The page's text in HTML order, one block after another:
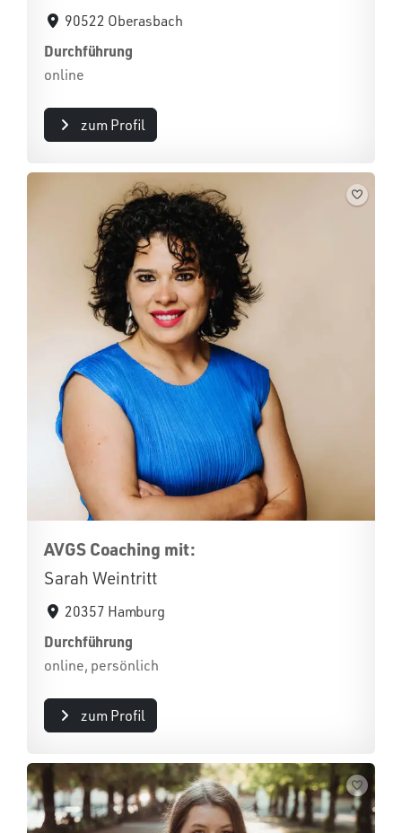
90522 Oberasbach
Durchführung
online
zum Profil
AVGS Coaching mit:
Sarah Weintritt
20357 Hamburg
Durchführung
online, persönlich
zum Profil